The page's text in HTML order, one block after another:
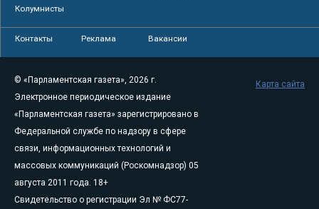
Колумнисты
Контакты Реклама Вакансии
© «Парламентская газета», 2026 г.
Электронное периодическое издание
«Парламентская газета» зарегистрировано в
Федеральной службе по надзору в сфере
связи, информационных технологий и
массовых коммуникаций (Роскомнадзор) 05
августа 2011 года. 18+
Свидетельство о регистрации Эл № ФС77-
Карта сайта